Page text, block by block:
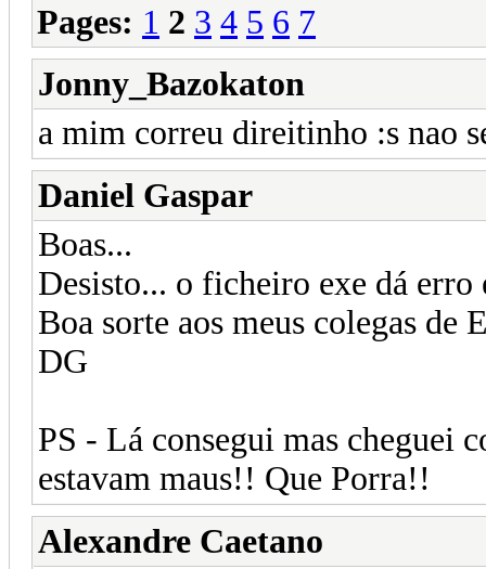
Pages: 1 2 3 4 5 6 7
Jonny_Bazokaton
a mim correu direitinho :s nao
Daniel Gaspar
Boas...
Desisto... o ficheiro exe dá
Boa sorte aos meus colegas
DG
PS - Lá consegui mas cheguei
estavam maus!! Que Porra!!
Alexandre Caetano